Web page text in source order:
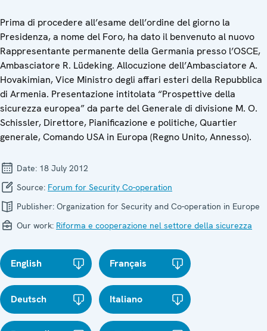
Prima di procedere all’esame dell’ordine del giorno la
Presidenza, a nome del Foro, ha dato il benvenuto al nuovo
Rappresentante permanente della Germania presso l’OSCE,
Ambasciatore R. Lüdeking. Allocuzione dell’Ambasciatore A.
Hovakimian, Vice Ministro degli affari esteri della Repubblica
di Armenia. Presentazione intitolata “Prospettive della
sicurezza europea” da parte del Generale di divisione M. O.
Schissler, Direttore, Pianificazione e politiche, Quartier
generale, Comando USA in Europa (Regno Unito, Annesso).
Date: 18 July 2012
Source: Forum for Security Co-operation
Publisher: Organization for Security and Co-operation in Europe
Our work: Riforma e cooperazione nel settore della sicurezza
English Français
Deutsch Italiano